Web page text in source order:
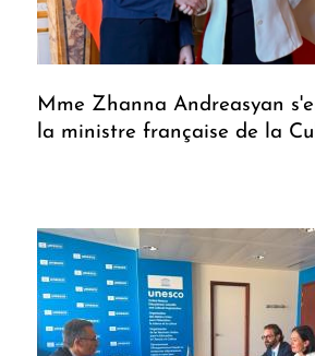
Mme Zhanna Andreasyan
la ministre française de la